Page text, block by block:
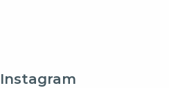
Instagram